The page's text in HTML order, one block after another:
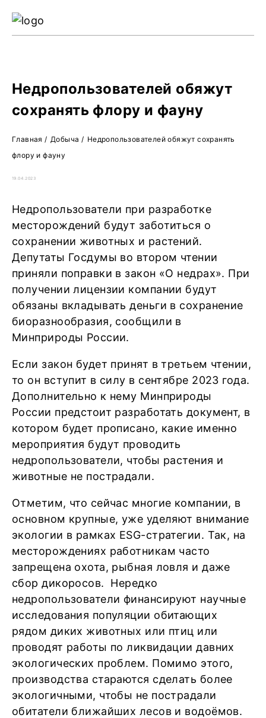
Недропользователей обяжут
сохранять флору и фауну
Главная / Добыча / Недропользователей обяжут сохранять
флору и фауну
19.04.2023
Недропользователи при разработке
месторождений будут заботиться о
сохранении животных и растений.
Депутаты Госдумы во втором чтении
приняли поправки в закон «О недрах». При
получении лицензии компании будут
обязаны вкладывать деньги в сохранение
биоразнообразия, сообщили в
Минприроды России.
Если закон будет принят в третьем чтении,
то он вступит в силу в сентябре 2023 года.
Дополнительно к нему Минприроды
России предстоит разработать документ, в
котором будет прописано, какие именно
мероприятия будут проводить
недропользователи, чтобы растения и
животные не пострадали.
Отметим, что сейчас многие компании, в
основном крупные, уже уделяют внимание
экологии в рамках ESG-стратегии. Так, на
месторождениях работникам часто
запрещена охота, рыбная ловля и даже
сбор дикоросов. Нередко
недропользователи финансируют научные
исследования популяции обитающих
рядом диких животных или птиц или
проводят работы по ликвидации давних
экологических проблем. Помимо этого,
производства стараются сделать более
экологичными, чтобы не пострадали
обитатели ближайших лесов и водоёмов.